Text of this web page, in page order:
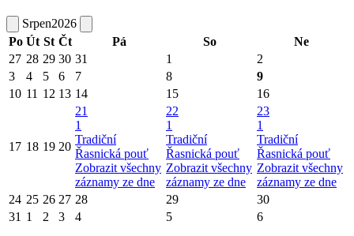
Srpen2026
Po Út St Čt Pá So
Ne
27 28 29 30 31 1
2
3
4 5 6 7 8
9
10 11 12 13 14 15 16
17 18 19 20
21
1
Tradiční
Řasnická pouť
Zobrazit všechny
záznamy ze dne
22
1
Tradiční
Řasnická pouť
Zobrazit všechny
záznamy ze dne
23
1
Tradiční
Řasnická pouť
Zobrazit všechny
záznamy ze dne
24 25 26 27 28 29
30
31 1 2 3 4 5 6